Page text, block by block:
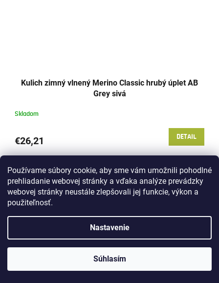
Používame súbory cookie, aby sme vám umožnili pohodlné
prehliadanie webovej stránky a vďaka analýze prevádzky
webovej stránky neustále zlepšovali jej funkcie, výkon a
použiteľnosť.
Nastavenie
Súhlasím
Kulich zimný vlnený Merino Classic hrubý úplet AB
Grey sivá
Skladom
€26,21 DETAIL
prírodnej vlny Merino, ktorá je vhodná na každodenné nosenie v
chadnom počasí. Vlna výborne odvádza vlhkosť z...